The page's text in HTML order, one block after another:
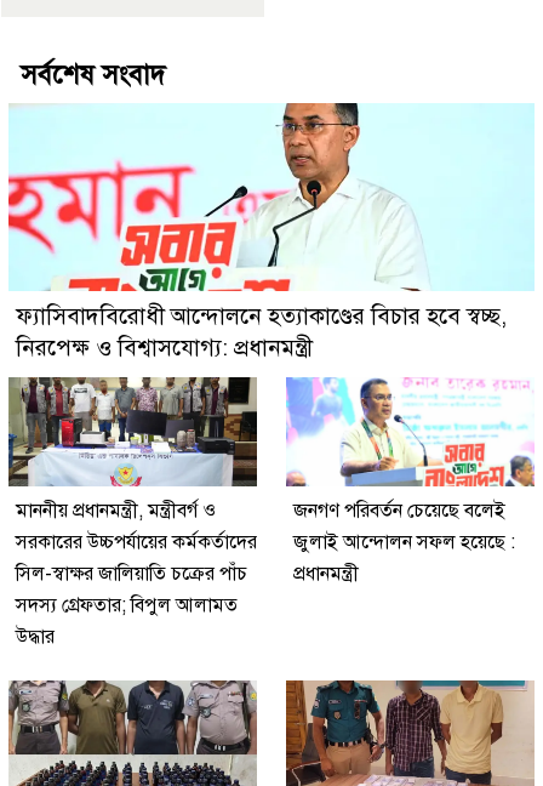
সর্বশেষ সংবাদ
ফ্যাসিবাদবিরোধী আন্দোলনে হত্যাকাণ্ডের বিচার হবে স্বচ্ছ,
নিরপেক্ষ ও বিশ্বাসযোগ্য: প্রধানমন্ত্রী
মাননীয় প্রধানমন্ত্রী, মন্ত্রীবর্গ ও
সরকারের উচ্চপর্যায়ের কর্মকর্তাদের
সিল-স্বাক্ষর জালিয়াতি চক্রের পাঁচ
সদস্য গ্রেফতার; বিপুল আলামত
উদ্ধার
জনগণ পরিবর্তন চেয়েছে বলেই
জুলাই আন্দোলন সফল হয়েছে :
প্রধানমন্ত্রী